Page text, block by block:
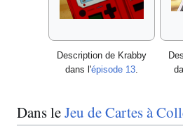
Description de Krabby
dans l'épisode 13.
Dans leJeu de Cartes à